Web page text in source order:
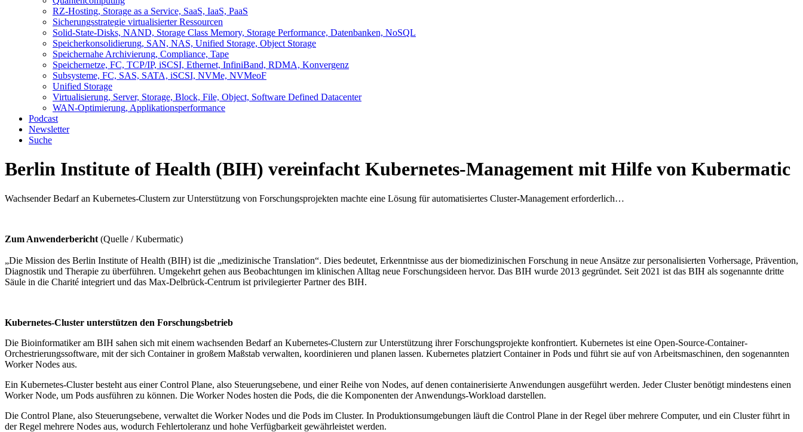
RZ-Hosting, Storage as a Service, SaaS, IaaS, PaaS
Sicherungsstrategie virtualisierter Ressourcen
Solid-State-Disks, NAND, Storage Class Memory, Storage Performance, Datenbanken, NoSQL
Speicherkonsolidierung, SAN, NAS, Unified Storage, Object Storage
Speichernahe Archivierung, Compliance, Tape
Speichernetze, FC, TCP/IP, iSCSI, Ethernet, InfiniBand, RDMA, Konvergenz
Subsysteme, FC, SAS, SATA, iSCSI, NVMe, NVMeoF
Unified Storage
Virtualisierung, Server, Storage, Block, File, Object, Software Defined Datacenter
WAN-Optimierung, Applikationsperformance
Podcast
Newsletter
Suche
Berlin Institute of Health (BIH) vereinfacht Kubernetes-Management mit Hilfe von Kubermatic
Wachsender Bedarf an Kubernetes-Clustern zur Unterstützung von Forschungsprojekten machte eine Lösung für automatisiertes Cluster-Management erforderlich…
Zum Anwenderbericht (Quelle / Kubermatic)
„Die Mission des Berlin Institute of Health (BIH) ist die „medizinische Translation“. Dies bedeutet, Erkenntnisse aus der biomedizinischen Forschung in neue Ansätze zur personalisierten Vorhersage, Prävention,
Diagnostik und Therapie zu überführen. Umgekehrt gehen aus Beobachtungen im klinischen Alltag neue Forschungsideen hervor. Das BIH wurde 2013 gegründet. Seit 2021 ist das BIH als sogenannte dritte
Säule in die Charité integriert und das Max-Delbrück-Centrum ist privilegierter Partner des BIH.
Kubernetes-Cluster unterstützen den Forschungsbetrieb
Die Bioinformatiker am BIH sahen sich mit einem wachsenden Bedarf an Kubernetes-Clustern zur Unterstützung ihrer Forschungsprojekte konfrontiert. Kubernetes ist eine Open-Source-Container-
Orchestrierungssoftware, mit der sich Container in großem Maßstab verwalten, koordinieren und planen lassen. Kubernetes platziert Container in Pods und führt sie auf von Arbeitsmaschinen, den sogenannten
Worker Nodes aus.
Ein Kubernetes-Cluster besteht aus einer Control Plane, also Steuerungsebene, und einer Reihe von Nodes, auf denen containerisierte Anwendungen ausgeführt werden. Jeder Cluster benötigt mindestens einen
Worker Node, um Pods ausführen zu können. Die Worker Nodes hosten die Pods, die die Komponenten der Anwendungs-Workload darstellen.
Die Control Plane, also Steuerungsebene, verwaltet die Worker Nodes und die Pods im Cluster. In Produktionsumgebungen läuft die Control Plane in der Regel über mehrere Computer, und ein Cluster führt in
der Regel mehrere Nodes aus, wodurch Fehlertoleranz und hohe Verfügbarkeit gewährleistet werden.